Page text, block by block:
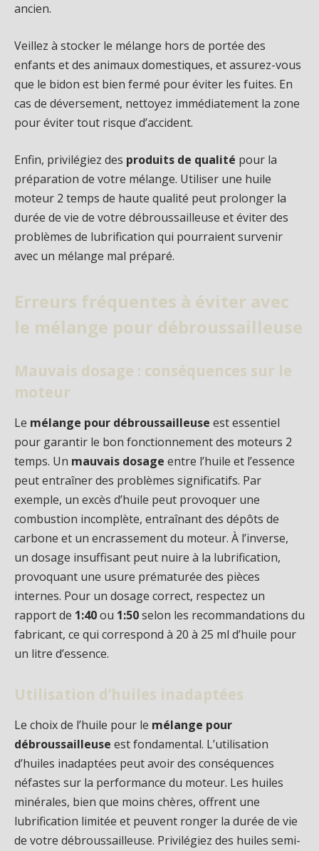
ancien.
Veillez à stocker le mélange hors de portée des
enfants et des animaux domestiques, et assurez-vous
que le bidon est bien fermé pour éviter les fuites. En
cas de déversement, nettoyez immédiatement la zone
pour éviter tout risque d’accident.
Enfin, privilégiez des produits de qualité pour la
préparation de votre mélange. Utiliser une huile
moteur 2 temps de haute qualité peut prolonger la
durée de vie de votre débroussailleuse et éviter des
problèmes de lubrification qui pourraient survenir
avec un mélange mal préparé.
Erreurs fréquentes à éviter avec
le mélange pour débroussailleuse
Mauvais dosage : conséquences sur le
moteur
Le mélange pour débroussailleuse est essentiel
pour garantir le bon fonctionnement des moteurs 2
temps. Un mauvais dosage entre l’huile et l’essence
peut entraîner des problèmes significatifs. Par
exemple, un excès d’huile peut provoquer une
combustion incomplète, entraînant des dépôts de
carbone et un encrassement du moteur. À l’inverse,
un dosage insuffisant peut nuire à la lubrification,
provoquant une usure prématurée des pièces
internes. Pour un dosage correct, respectez un
rapport de 1:40ou 1:50selon les recommandations du
fabricant, ce qui correspond à 20 à 25 ml d’huile pour
un litre d’essence.
Utilisation d’huiles inadaptées
Le choix de l’huile pour le mélange pour
débroussailleuse est fondamental. L’utilisation
d’huiles inadaptées peut avoir des conséquences
néfastes sur la performance du moteur. Les huiles
minérales, bien que moins chères, offrent une
lubrification limitée et peuvent ronger la durée de vie
de votre débroussailleuse. Privilégiez des huiles semi-